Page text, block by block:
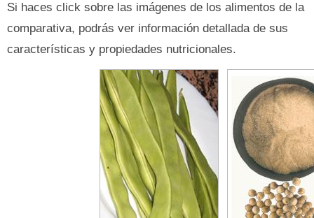
Si haces click sobre las imágenes de los alimentos de la
comparativa, podrás ver información detallada de sus
características y propiedades nutricionales.